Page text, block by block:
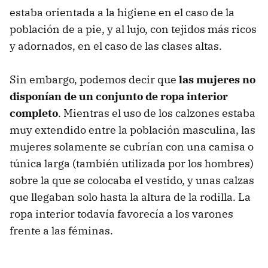
estaba orientada a la higiene en el caso de la
población de a pie, y al lujo, con tejidos más ricos
y adornados, en el caso de las clases altas.
Sin embargo, podemos decir que las mujeres no
disponían de un conjunto de ropa interior
completo. Mientras el uso de los calzones estaba
muy extendido entre la población masculina, las
mujeres solamente se cubrían con una camisa o
túnica larga (también utilizada por los hombres)
sobre la que se colocaba el vestido, y unas calzas
que llegaban solo hasta la altura de la rodilla. La
ropa interior todavía favorecía a los varones
frente a las féminas.